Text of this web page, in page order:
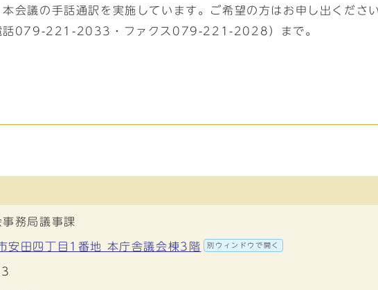
会議の手話通訳を実施しています。ご希望の方はお申し出ください
話079-221-2033・ファクス079-221-2028）まで。
務局議事課
田四丁目1番地 本庁舎議会棟3階 別ウィンドウで開く